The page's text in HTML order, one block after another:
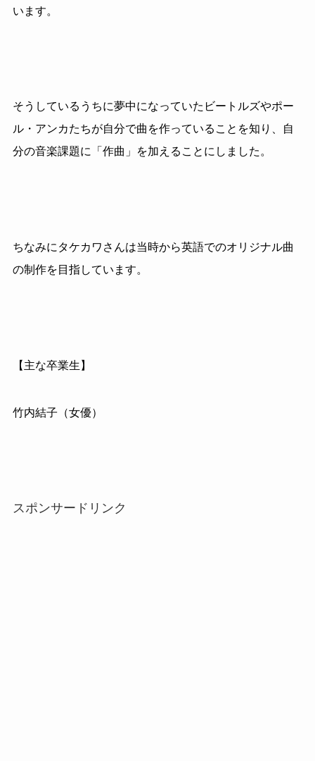
います。
そうしているうちに夢中になっていたビートルズやポー
ル・アンカたちが自分で曲を作っていることを知り、自
分の音楽課題に「作曲」を加えることにしました。
ちなみにタケカワさんは当時から英語でのオリジナル曲
の制作を目指しています。
【主な卒業生】
竹内結子（女優）
スポンサードリンク